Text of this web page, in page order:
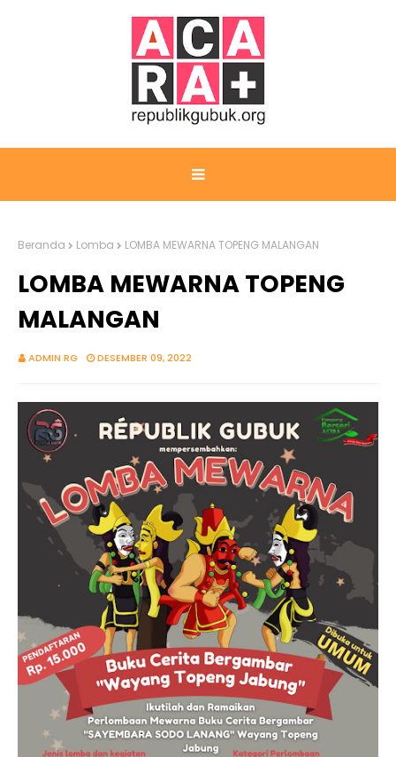
Beranda Lomba LOMBA MEWARNA TOPENG MALANGAN
LOMBA MEWARNA TOPENG
MALANGAN
ADMIN RG DESEMBER 09, 2022